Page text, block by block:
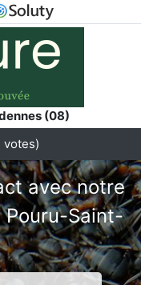
(08)
votes)
avec notre
Saint-